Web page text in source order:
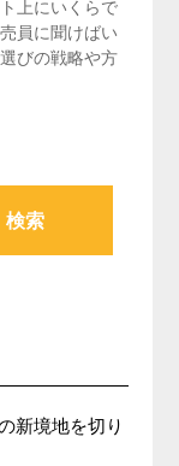
上にいくらで
員に聞けばい
びの戦略や方
新境地を切り